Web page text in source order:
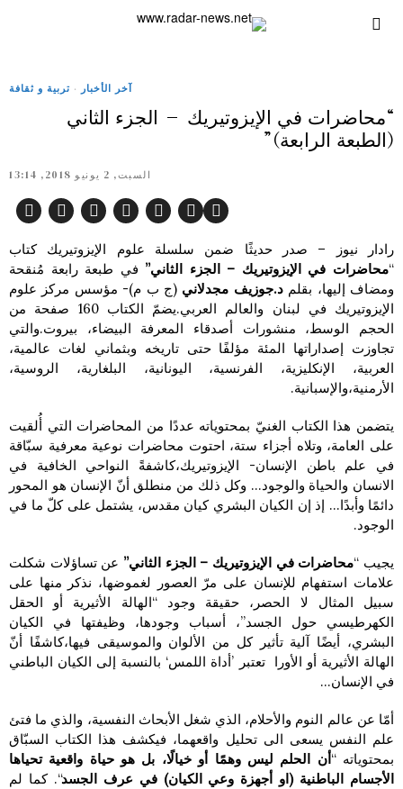
آخر الأخبار · تربية و ثقافة
“محاضرات في الإيزوتيريك – الجزء الثاني
(الطبعة الرابعة)”
السبت, 2 يونيو 2018, 13:14
رادار نيوز – صدر حديثًا ضمن سلسلة علوم الإيزوتيريك كتاب
“محاضرات في الإيزوتيريك – الجزء الثاني” في طبعة رابعة مُنقحة
ومضاف إليها، بقلم د.جوزيف مجدلاني (ج ب م)- مؤسس مركز علوم
الإيزوتيريك في لبنان والعالم العربي.يضمّ الكتاب 160 صفحة من
الحجم الوسط، منشورات أصدقاء المعرفة البيضاء، بيروت.والتي
تجاوزت إصداراتها المئة مؤلفًا حتى تاريخه وبثماني لغات عالمية،
العربية، الإنكليزية، الفرنسية، اليونانية، البلغارية، الروسية،
الأرمنية،والإسبانية.
يتضمن هذا الكتاب الغنيّ بمحتوياته عددًا من المحاضرات التي أُلقيت
على العامة، وتلاه أجزاء ستة، احتوت محاضرات نوعية معرفية سبّاقة
في علم باطن الإنسان- الإيزوتيريك،كاشفةً النواحي الخافية في
الانسان والحياة والوجود… وكل ذلك من منطلق أنّ الإنسان هو المحور
دائمًا وأبدًا… إذ إن الكيان البشري كيان مقدس، يشتمل على كلّ ما في
الوجود.
يجيب “محاضرات في الإيزوتيريك – الجزء الثاني” عن تساؤلات شكلت
علامات استفهام للإنسان على مرّ العصور لغموضها، نذكر منها على
سبيل المثال لا الحصر، حقيقة وجود “الهالة الأثيرية أو الحقل
الكهرطيسي حول الجسد”، أسباب وجودها، وظيفتها في الكيان
البشري، أيضًا آلية تأثير كل من الألوان والموسيقى فيها،كاشفًا أنّ
الهالة الأثيرية أو الأورا تعتبر ’أداة اللمس‘ بالنسبة إلى الكيان الباطني
في الإنسان…
أمّا عن عالم النوم والأحلام، الذي شغل الأبحاث النفسية، والذي ما فتئ
علم النفس يسعى الى تحليل واقعهما، فيكشف هذا الكتاب السبّاق
بمحتوياته “أن الحلم ليس وهمًا أو خيالًا، بل هو حياة واقعية تحياها
الأجسام الباطنية (او أجهزة وعي الكيان) في عرف الجسد“. كما لم